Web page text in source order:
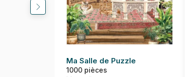
Ma Salle de Puzzle
1000 pièces